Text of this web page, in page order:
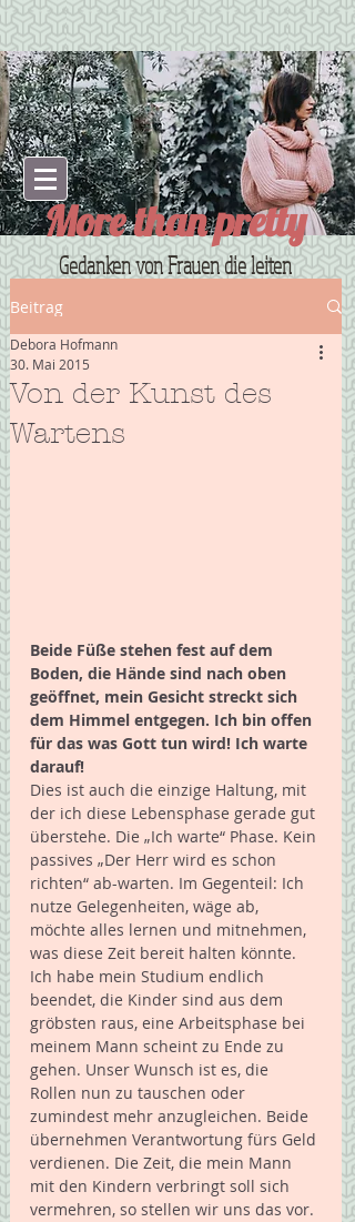
More than pretty
Gedanken von Frauen die leiten
Beitrag
Von der Kunst des
Wartens
Debora Hofmann
30. Mai 2015
Beide Füße stehen fest auf dem
Boden, die Hände sind nach oben
geöffnet, mein Gesicht streckt sich
dem Himmel entgegen. Ich bin offen
für das was Gott tun wird! Ich warte
darauf!
Dies ist auch die einzige Haltung, mit
der ich diese Lebensphase gerade gut
überstehe. Die „Ich warte“ Phase. Kein
passives „Der Herr wird es schon
richten“ ab-warten. Im Gegenteil: Ich
nutze Gelegenheiten, wäge ab,
möchte alles lernen und mitnehmen,
was diese Zeit bereit halten könnte.
Ich habe mein Studium endlich
beendet, die Kinder sind aus dem
gröbsten raus, eine Arbeitsphase bei
meinem Mann scheint zu Ende zu
gehen. Unser Wunsch ist es, die
Rollen nun zu tauschen oder
zumindest mehr anzugleichen. Beide
übernehmen Verantwortung fürs Geld
verdienen. Die Zeit, die mein Mann
mit den Kindern verbringt soll sich
vermehren, so stellen wir uns das vor.